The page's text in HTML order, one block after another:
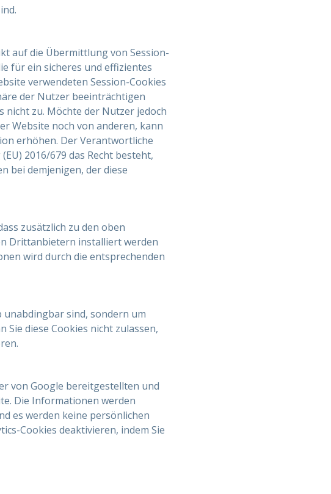
auf die Übermittlung von Session-
für ein sicheres und effizientes
verwendeten Session-Cookies
der Nutzer beeinträchtigen
zu. Möchte der Nutzer jedoch
Website noch von anderen, kann
erhöhen. Der Verantwortliche
2016/679 das Recht besteht,
bei demjenigen, der diese
zusätzlich zu den oben
Drittanbietern installiert werden
wird durch die entsprechenden
unabdingbar sind, sondern um
diese Cookies nicht zulassen,
von Google bereitgestellten und
Die Informationen werden
es werden keine persönlichen
Cookies deaktivieren, indem Sie